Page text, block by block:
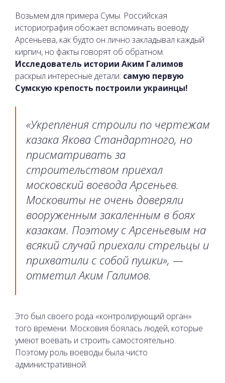
Возьмем для примера Сумы. Российская
историография обожает вспоминать воеводу
Арсеньева, как будто он лично закладывал каждый
кирпич, но факты говорят об обратном.
Исследователь истории Аким Галимов
раскрыл интересные детали: самую первую
Сумскую крепость построили украинцы!
«Укрепления строили по чертежам
казака Якова Стандартного, но
присматривать за
строительством приехал
московский воевода Арсеньев.
Московиты не очень доверяли
вооруженным закаленным в боях
казакам. Поэтому с Арсеньевым на
всякий случай приехали стрельцы и
прихватили с собой пушки», —
отметил Аким Галимов.
Это был своего рода «контролирующий орган»
того времени. Московия боялась людей, которые
умеют воевать и строить самостоятельно.
Поэтому роль воеводы была чисто
административной.